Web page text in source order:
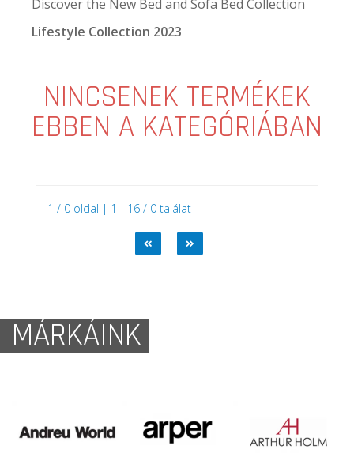
Discover the New Bed and Sofa Bed Collection
Lifestyle Collection 2023
NINCSENEK TERMÉKEK
EBBEN A KATEGÓRIÁBAN
1 / 0 oldal | 1 - 16 / 0 találat
MÁRKÁINK